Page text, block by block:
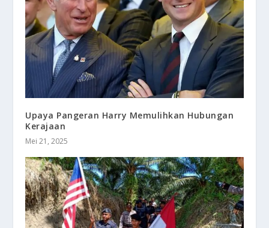
Upaya Pangeran Harry Memulihkan Hubungan
Kerajaan
Mei 21, 2025